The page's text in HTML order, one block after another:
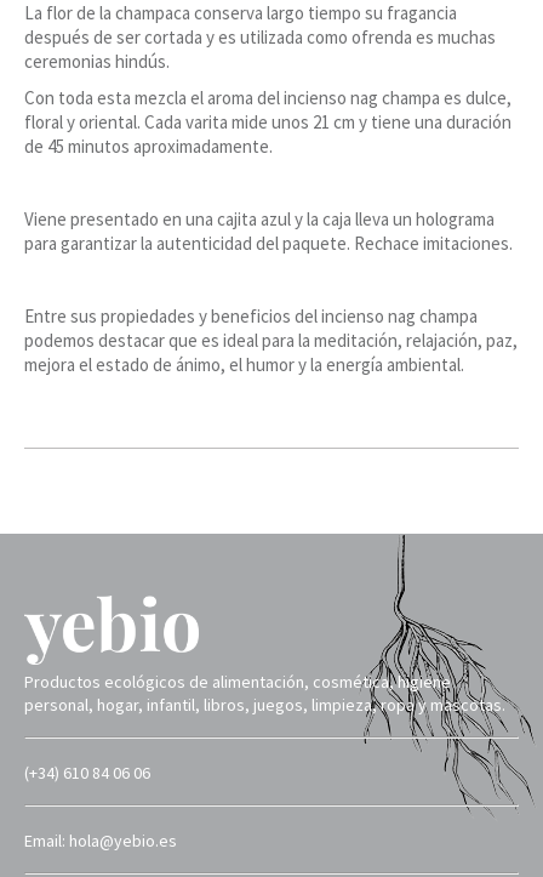
La flor de la champaca conserva largo tiempo su fragancia
después de ser cortada y es utilizada como ofrenda es muchas
ceremonias hindús.
Con toda esta mezcla el aroma del incienso nag champa es dulce,
floral y oriental. Cada varita mide unos 21 cm y tiene una duración
de 45 minutos aproximadamente.
Viene presentado en una cajita azul y la caja lleva un holograma
para garantizar la autenticidad del paquete. Rechace imitaciones.
Entre sus propiedades y beneficios del incienso nag champa
podemos destacar que es ideal para la meditación, relajación, paz,
mejora el estado de ánimo, el humor y la energía ambiental.
Productos ecológicos de alimentación, cosmética, higiene
personal, hogar, infantil, libros, juegos, limpieza, ropa y mascotas.
(+34) 610 84 06 06
Email: hola@yebio.es